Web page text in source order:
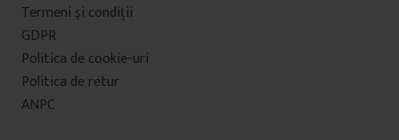
Termeni şi condiţii
GDPR
Politica de cookie-uri
Politica de retur
ANPC